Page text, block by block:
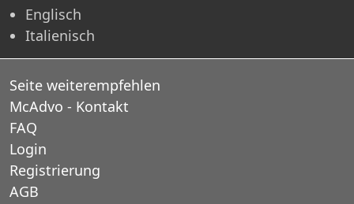
Englisch
Italienisch
Seite weiterempfehlen
McAdvo - Kontakt
FAQ
Login
Registrierung
AGB